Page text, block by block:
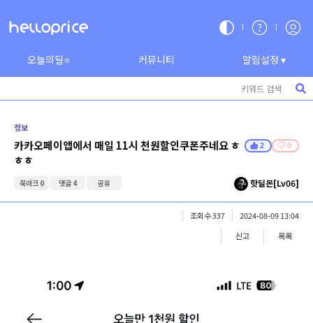
오늘의딜⭐ 커뮤니티 알림설정 ▾
정보
카카오페이앱에서 매일 11시 천원할인쿠폰주네요 ㅎ
ㅎㅎ
2 0
북마크 0 댓글 4 공유 핫딜몬[Lv06]
조회수 337
2024-08-09 13:04
신고
목록